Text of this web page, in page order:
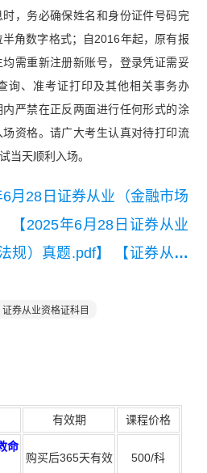
，务必确保姓名和身份证件号码完
角数字格式；自2016年起，原有报
需重新注册新账号，登录凭证需妥
询、准考证打印及其他相关事务办
严禁在正反两面进行任何形式的涂
资格。请广大考生认真对待打印流
当天顺利入场。
6月28日证券从业（金融市场
【2025年6月28日证券从业
规）真题.pdf】
【证券从业
证券从业资格证科目
有效期 课程价格
命
购买后365天有效 500/科